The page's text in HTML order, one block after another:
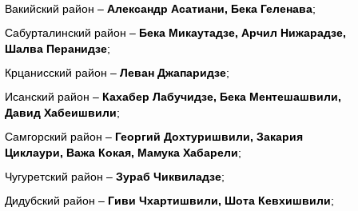
Вакийский район – Александр Асатиани, Бека Геленава;
Сабурталинский район – Бека Микаутадзе, Арчил Нижарадзе,
Шалва Перанидзе;
Крцанисский район – Леван Джапаридзе;
Исанский район – Кахабер Лабучидзе, Бека Ментешашвили,
Давид Хабеишвили;
Самгорский район – Георгий Дохтуришвили, Закария
Циклаури, Важа Кокая, Мамука Хабарели;
Чугуретский район – Зураб Чиквиладзе;
Дидубский район – Гиви Чхартишвили, Шота Кевхишвили;